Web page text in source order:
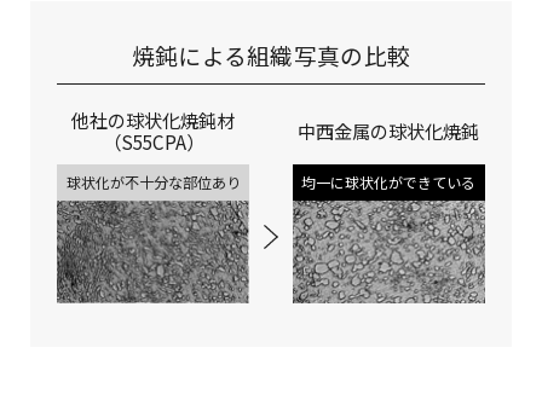
焼鈍による組織写真の比較
他社の球状化焼鈍材
（S55CPA）
球状化が不十分な部位あり
中西金属の球状化焼鈍
均一に球状化ができている